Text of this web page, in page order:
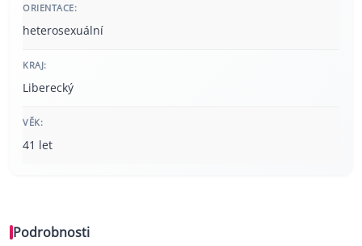
ORIENTACE:
heterosexuální
KRAJ:
Liberecký
VĚK:
41 let
Podrobnosti